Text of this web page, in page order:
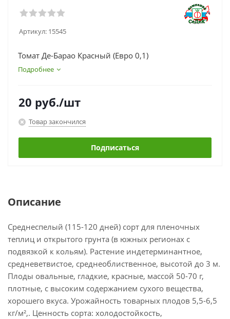
Артикул: 15545
Томат Де-Барао Красный (Евро 0,1)
Подробнее
20 руб./шт
Товар закончился
Подписаться
Описание
Среднеспелый (115-120 дней) сорт для пленочных
теплиц и открытого грунта (в южных регионах с
подвязкой к кольям). Растение индетерминантное,
средневетвистое, среднеоблиственное, высотой до 3 м.
Плоды овальные, гладкие, красные, массой 50-70 г,
плотные, с высоким содержанием сухого вещества,
хорошего вкуса. Урожайность товарных плодов 5,5-6,5
кг/м²,. Ценность сорта: холодостойкость,